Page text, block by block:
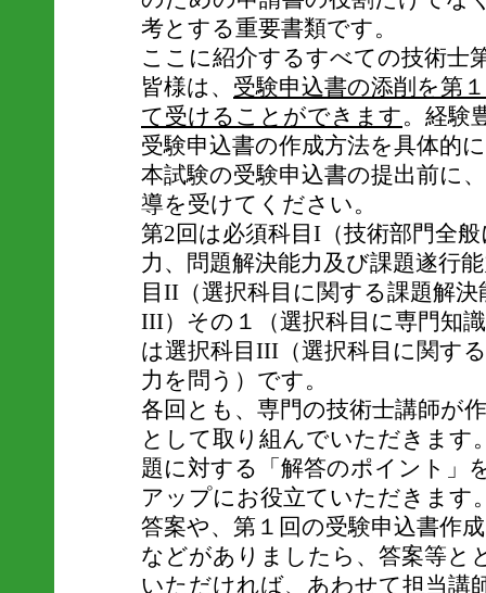
考とする重要書類です。
ここに紹介するすべての技術士
皆様は、 受験申込書の添削を第
て受けることができます。経験
受験申込書の作成方法を具体的
本試験の受験申込書の提出前に
導を受けてください。
第2回は必須科目I（技術部門全
力、問題解決能力及び課題遂行
目II（選択科目に関する課題解
III）その１（選択科目に専門知
は選択科目III（選択科目に関す
力を問う）です。
各回とも、専門の技術士講師が
として取り組んでいただきます
題に対する「解答のポイント」
アップにお役立ていただきます
答案や、第１回の受験申込書作
などがありましたら、答案等と
いただければ、あわせて担当講